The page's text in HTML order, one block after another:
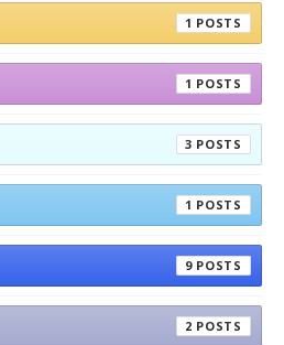
1
1
3
1
9
2